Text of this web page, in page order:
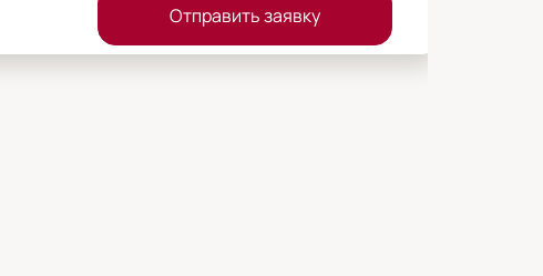
Отправить заявку